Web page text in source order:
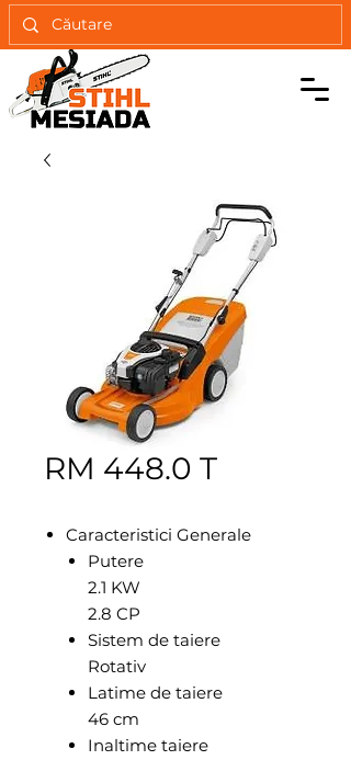
RM 448.0 T
Caracteristici Generale
Putere
2.1 KW
2.8 CP
Sistem de taiere
Rotativ
Latime de taiere
46 cm
Inaltime taiere